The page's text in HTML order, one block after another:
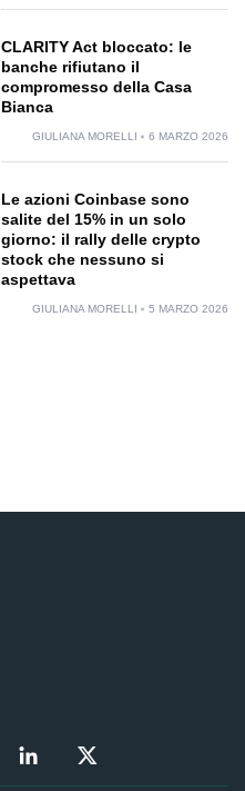
CLARITY Act bloccato: le
banche rifiutano il
compromesso della Casa
Bianca
GIULIANA MORELLI 6 MARZO 2026
Le azioni Coinbase sono
salite del 15% in un solo
giorno: il rally delle crypto
stock che nessuno si
aspettava
GIULIANA MORELLI 5 MARZO 2026